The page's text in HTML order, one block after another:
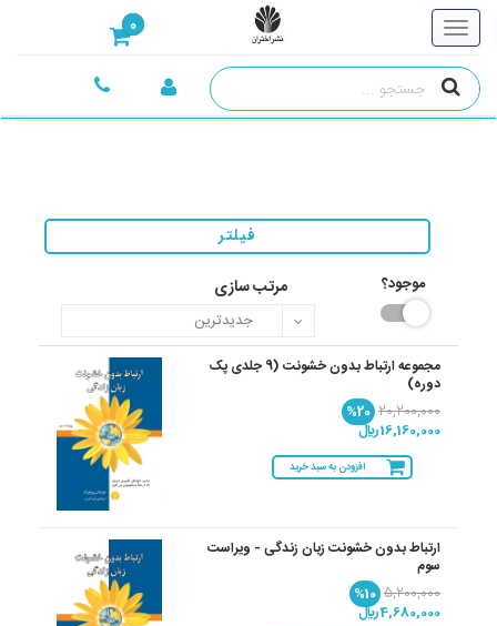
0
فیلتر
موجود؟ مرتب سازی
مجموعه ارتباط بدون خشونت (9 جلدی پک
دوره)
20,200,000
%20
16,160,000 ريال
افزودن به سبد خرید
ارتباط بدون خشونت زبان زندگی - ویراست
سوم
5,200,000
%10
4,680,000 ريال